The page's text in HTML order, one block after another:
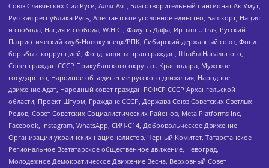
Союз Славянских Сил Руси, Алля-Аят, Благотворительный пансионат Ак Умут,
Русская республика Русь, Арестантское уголовное единство, Башкорт, Нация
и свобода, Нация и свобода, W.H.С., Фалунь Дафа, Иртыш Ultras, Русский
Патриотический клуб-Новокузнецк/РПК, Сибирский державный союз, Фонд
борьбы с коррупцией, Фонд защиты прав граждан, Штабы Навального,
Совет граждан СССР Прикубанского округа г. Краснодара, Мужское
государство, Народное объединение русского движения, Народное
движение Адат, Народный совет граждан РСФСР СССР Архангельской
области, Проект Штурм, Граждане СССР, Держава Союз Советских Светлых
Родов, Совет Советских Социалистических Районов, Meta Platforms Inc,
Facebook, Instagram, WhatsApp, СИЧ-С14, Добровольческое Движение
Организации украинских националистов, Черный Комитет, Татарстанское
Региональное Всетатарское общественное движение, Невоград,
Молодежное Демократическое Движение Весна, Верховный Совет